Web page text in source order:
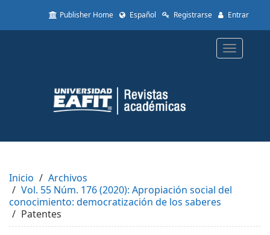
to
Content
Sidebar
Publisher Home Español Registrarse Entrar
Toggle
Inicio
Archivos
Vol. 55 Núm. 176 (2020): Apropiación social del
conocimiento: democratización de los saberes
Patentes